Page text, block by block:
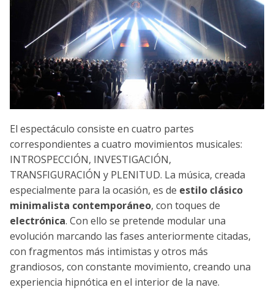
El espectáculo consiste en cuatro partes
correspondientes a cuatro movimientos musicales:
INTROSPECCIÓN, INVESTIGACIÓN,
TRANSFIGURACIÓN y PLENITUD. La música, creada
especialmente para la ocasión, es de estilo clásico
minimalista contemporáneo, con toques de
electrónica. Con ello se pretende modular una
evolución marcando las fases anteriormente citadas,
con fragmentos más intimistas y otros más
grandiosos, con constante movimiento, creando una
experiencia hipnótica en el interior de la nave.